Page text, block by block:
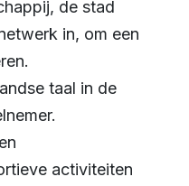
de stad
in, om een
taal in de
activiteiten